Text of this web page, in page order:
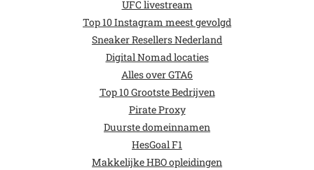
UFC livestream
Top 10 Instagram meest gevolgd
Sneaker Resellers Nederland
Digital Nomad locaties
Alles over GTA6
Top 10 Grootste Bedrijven
Pirate Proxy
Duurste domeinnamen
HesGoal F1
Makkelijke HBO opleidingen